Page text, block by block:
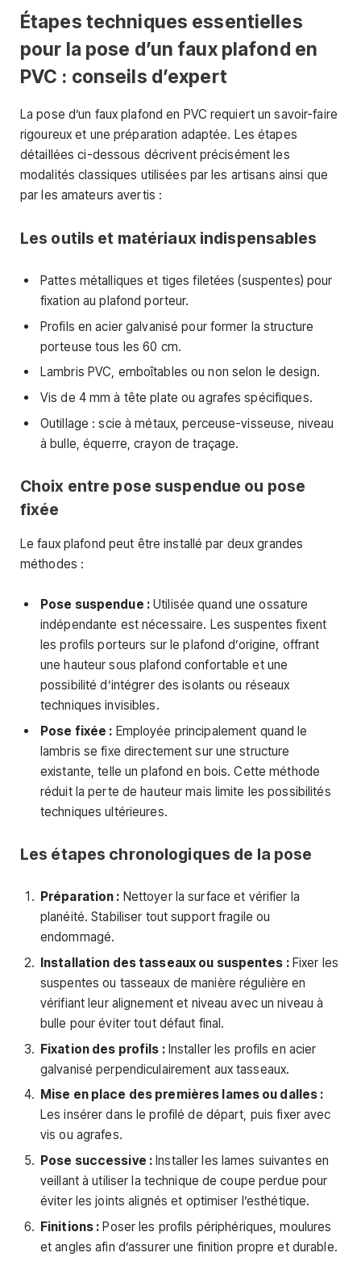
Étapes techniques essentielles
pour la pose d’un faux plafond en
PVC : conseils d’expert
La pose d’un faux plafond en PVC requiert un savoir-faire
rigoureux et une préparation adaptée. Les étapes
détaillées ci-dessous décrivent précisément les
modalités classiques utilisées par les artisans ainsi que
par les amateurs avertis :
Les outils et matériaux indispensables
Pattes métalliques et tiges filetées (suspentes) pour
fixation au plafond porteur.
Profils en acier galvanisé pour former la structure
porteuse tous les 60 cm.
Lambris PVC, emboîtables ou non selon le design.
Vis de 4 mm à tête plate ou agrafes spécifiques.
Outillage : scie à métaux, perceuse-visseuse, niveau
à bulle, équerre, crayon de traçage.
Choix entre pose suspendue ou pose
fixée
Le faux plafond peut être installé par deux grandes
méthodes :
Pose suspendue :Utilisée quand une ossature
indépendante est nécessaire. Les suspentes fixent
les profils porteurs sur le plafond d’origine, offrant
une hauteur sous plafond confortable et une
possibilité d’intégrer des isolants ou réseaux
techniques invisibles.
Pose fixée : Employée principalement quand le
lambris se fixe directement sur une structure
existante, telle un plafond en bois. Cette méthode
réduit la perte de hauteur mais limite les possibilités
techniques ultérieures.
Les étapes chronologiques de la pose
Préparation : Nettoyer la surface et vérifier la
planéité. Stabiliser tout support fragile ou
endommagé.
Installation des tasseaux ou suspentes :Fixer les
suspentes ou tasseaux de manière régulière en
vérifiant leur alignement et niveau avec un niveau à
bulle pour éviter tout défaut final.
Fixation des profils :Installer les profils en acier
galvanisé perpendiculairement aux tasseaux.
Mise en place des premières lames ou dalles :
Les insérer dans le profilé de départ, puis fixer avec
vis ou agrafes.
Pose successive : Installer les lames suivantes en
veillant à utiliser la technique de coupe perdue pour
éviter les joints alignés et optimiser l’esthétique.
Finitions : Poser les profils périphériques, moulures
et angles afin d’assurer une finition propre et durable.